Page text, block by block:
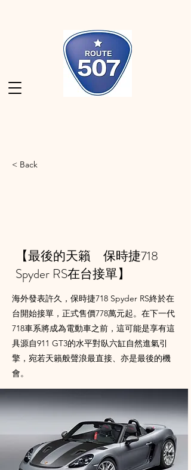
< Back
【最後的天籟 保時捷718
Spyder RS在台接單】
海外發表許久，保時捷718 Spyder RS終於在
台開始接單，正式售價778萬元起。在下一代
718車系將成為電動車之前，這可能是享有這
具源自911 GT3的水平對臥六缸自然進氣引
擎，宛若天籟般聲浪最直接、亦是最後的機
會。